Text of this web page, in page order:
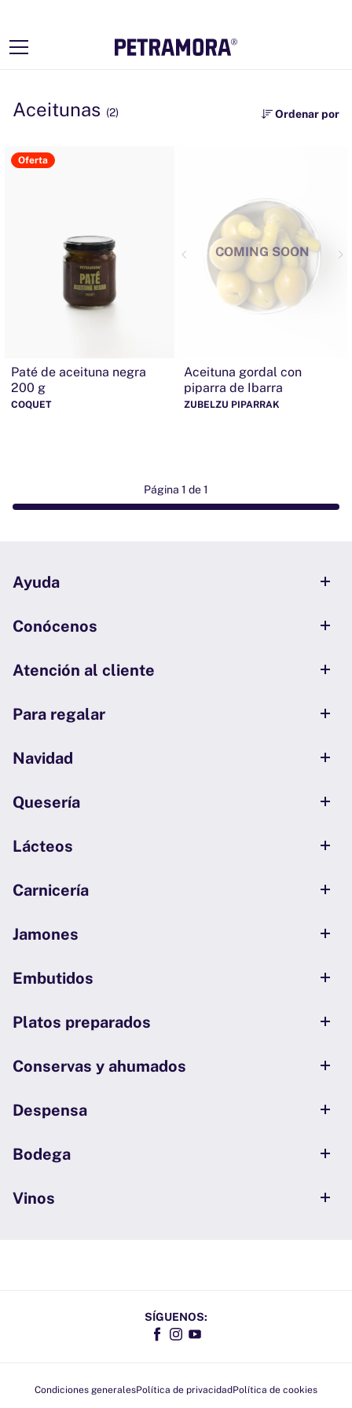
Aceitunas (2) Ordenar por
Oferta
Paté de aceituna negra
200 g
COQUET
COMING SOON
Aceituna gordal con
piparra de Ibarra
ZUBELZU PIPARRAK
Página 1 de 1
Ayuda
Conócenos
Atención al cliente
Para regalar
Navidad
Quesería
Lácteos
Carnicería
Jamones
Embutidos
Platos preparados
Conservas y ahumados
Despensa
Bodega
Vinos
SÍGUENOS:
Facebook
Instagram
YouTube
Condiciones generalesPolítica de privacidadPolítica de cookies